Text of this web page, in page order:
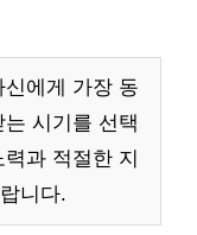
에게 가장 동
시기를 선택
과 적절한 지
니다.